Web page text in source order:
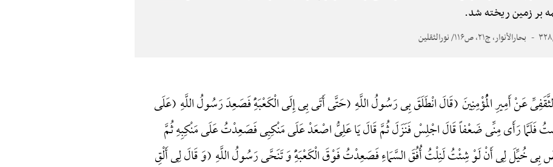
بر زمین ریخته شد.
بحارالأنوار، ج۲۱، ص۱۱۶/ نورالثقلین
عَنْ أَمِیرِ الْمُؤْمِنِینَ (قَالَ انْطَلَقَ بِی رَسُولُ اللَّهِ (حَتَّی أَتَی بِی إِلَی الْکَعْبَهًِْ فَصَعِدَ رَسُولُ اللَّهِ (عَلَی
فَلَمَّا رَأَی مِنِّی ضَعْفاً قَالَ اجْلِسْ فَنَزَلَ ثُمَّ قَالَ یَا عَلِیُّ اصْعَدْ عَلَی مَنْکِبِی فَصَعِدْتُ عَلَی مَنْکِبِهِ ثُمَّ
بِی خُیِّلَ لِی أَنْ لَوْ شِئْتُ لَنِلْتُ أُفُقَ السَّمَاءِ فَصَعِدْتُ فَوْقَ الْکَعْبَهًِْ وَ تَنَحَّی رَسُولُ اللَّهِ (وَ قَالَ لِی أَلْقِ